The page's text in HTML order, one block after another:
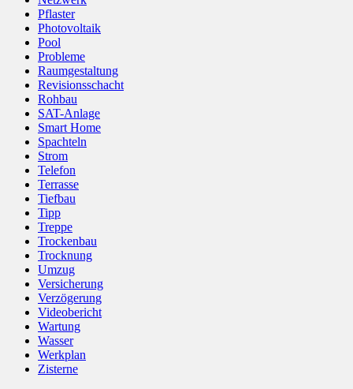
Pflaster
Photovoltaik
Pool
Probleme
Raumgestaltung
Revisionsschacht
Rohbau
SAT-Anlage
Smart Home
Spachteln
Strom
Telefon
Terrasse
Tiefbau
Tipp
Treppe
Trockenbau
Trocknung
Umzug
Versicherung
Verzögerung
Videobericht
Wartung
Wasser
Werkplan
Zisterne